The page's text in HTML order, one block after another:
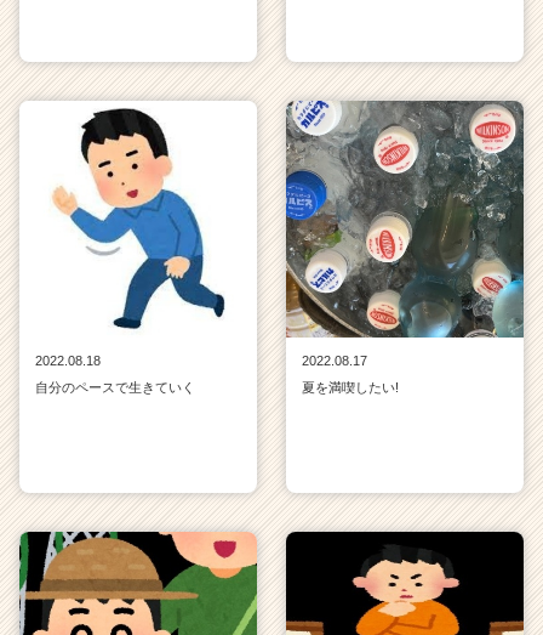
2022.08.18
自分のペースで生きていく
2022.08.17
夏を満喫したい!